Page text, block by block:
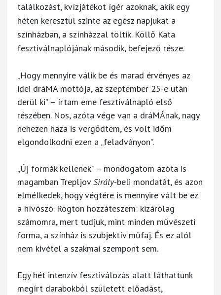
találkozást, kvízjátékot ígér azoknak, akik egy
héten keresztül szinte az egész napjukat a
színházban, a színházzal töltik. Köllő Kata
fesztiválnaplójának második, befejező része.
„Hogy mennyire válik be és marad érvényes az
idei dráMA mottója, az szeptember 25-e után
derül ki” – írtam eme fesztiválnapló első
részében. Nos, azóta vége van a dráMÁnak, nagy
nehezen haza is vergődtem, és volt időm
elgondolkodni ezen a „feladványon”.
„Új formák kellenek” – mondogatom azóta is
magamban TrepljovSirály-beli mondatát, és azon
elmélkedek, hogy végtére is mennyire vált be ez
a hívószó. Rögtön hozzáteszem: kizárólag
számomra, mert tudjuk, mint minden művészeti
forma, a színház is szubjektív műfaj. És ez alól
nem kivétel a szakmai szempont sem.
Egy hét intenzív fesztiválozás alatt láthattunk
megírt darabokból született előadást,